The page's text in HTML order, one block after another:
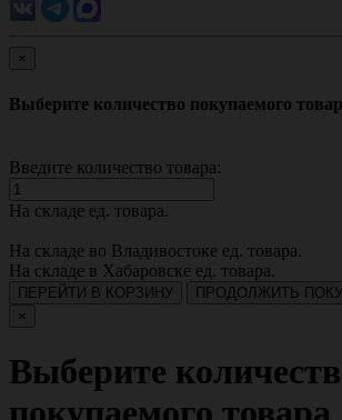
×
Выберите количество покупаемого
Введите количество товара:
На складе ед. товара.
На складе во Владивостоке ед. товара.
На складе в Хабаровске ед. товара.
ПЕРЕЙТИ В КОРЗИНУ
ПРОДОЛЖИТЬ
×
Выберите